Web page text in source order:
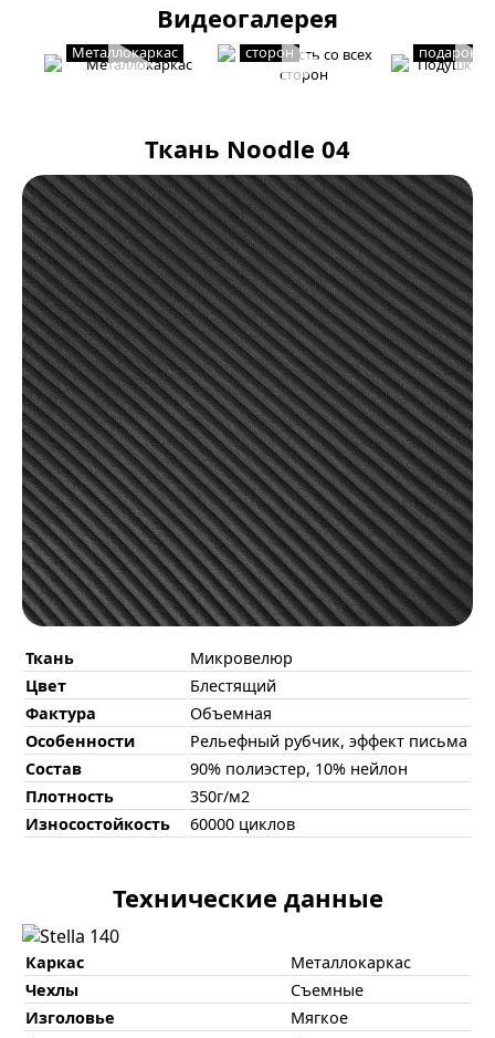
Видеогалерея
Металлокаркас
Мягкость со всех
сторон
подарок
Ткань Noodle 04
Ткань
Микровелюр
Цвет
Блестящий
Фактура
Объемная
Особенности
Рельефный рубчик, эффект письма
Состав
90% полиэстер, 10% нейлон
Плотность
350г/м2
Износостойкость
60000 циклов
Технические данные
Каркас
Металлокаркас
Чехлы
Съемные
Изголовье
Мягкое